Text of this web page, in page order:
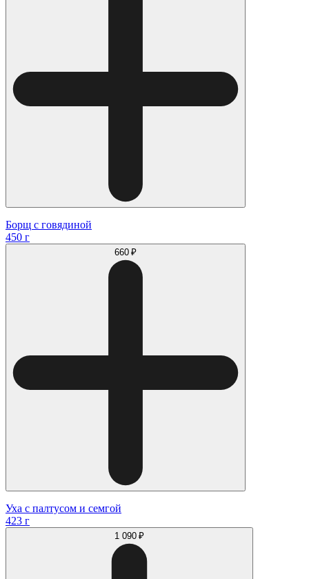
Борщ с говядиной
450 г
660 ₽
Уха с палтусом и семгой
423 г
1 090 ₽